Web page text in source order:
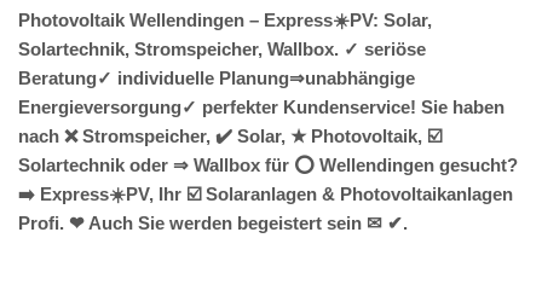
Photovoltaik Wellendingen – Express☀️PV️: Solar,
Solartechnik, Stromspeicher, Wallbox. ✓ seriöse
Beratung✓ individuelle Planung⇒unabhängige
Energieversorgung✓ perfekter Kundenservice! Sie haben
nach ❌ Stromspeicher, ✔️ Solar, ★ Photovoltaik, ☑️
Solartechnik oder ⇒ Wallbox für ⭕ Wellendingen gesucht?
➡️ Express☀️PV️, Ihr ☑️ Solaranlagen & Photovoltaikanlagen
Profi. ❤ Auch Sie werden begeistert sein ✉ ✔.